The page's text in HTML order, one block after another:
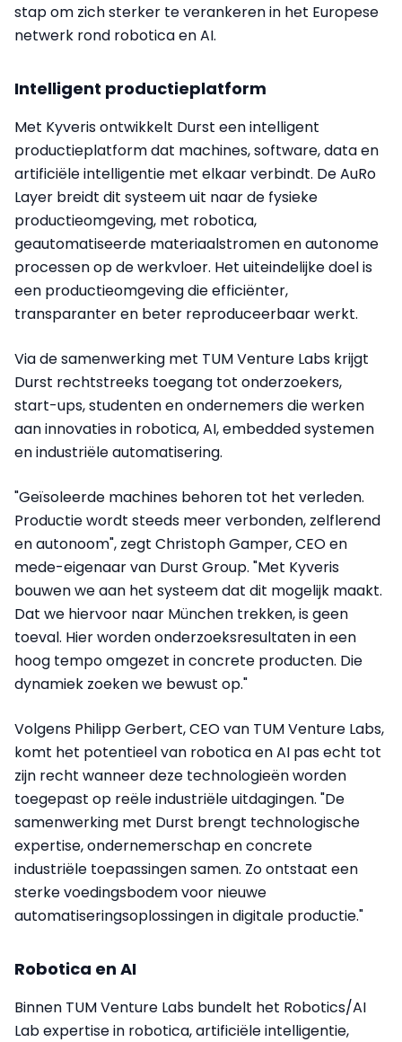
stap om zich sterker te verankeren in het Europese
netwerk rond robotica en AI.
Intelligent productieplatform
Met Kyveris ontwikkelt Durst een intelligent
productieplatform dat machines, software, data en
artificiële intelligentie met elkaar verbindt. De AuRo
Layer breidt dit systeem uit naar de fysieke
productieomgeving, met robotica,
geautomatiseerde materiaalstromen en autonome
processen op de werkvloer. Het uiteindelijke doel is
een productieomgeving die efficiënter,
transparanter en beter reproduceerbaar werkt.
Via de samenwerking met TUM Venture Labs krijgt
Durst rechtstreeks toegang tot onderzoekers,
start-ups, studenten en ondernemers die werken
aan innovaties in robotica, AI, embedded systemen
en industriële automatisering.
"Geïsoleerde machines behoren tot het verleden.
Productie wordt steeds meer verbonden, zelflerend
en autonoom", zegt Christoph Gamper, CEO en
mede-eigenaar van Durst Group. "Met Kyveris
bouwen we aan het systeem dat dit mogelijk maakt.
Dat we hiervoor naar München trekken, is geen
toeval. Hier worden onderzoeksresultaten in een
hoog tempo omgezet in concrete producten. Die
dynamiek zoeken we bewust op."
Volgens Philipp Gerbert, CEO van TUM Venture Labs,
komt het potentieel van robotica en AI pas echt tot
zijn recht wanneer deze technologieën worden
toegepast op reële industriële uitdagingen. "De
samenwerking met Durst brengt technologische
expertise, ondernemerschap en concrete
industriële toepassingen samen. Zo ontstaat een
sterke voedingsbodem voor nieuwe
automatiseringsoplossingen in digitale productie."
Robotica en AI
Binnen TUM Venture Labs bundelt het Robotics/AI
Lab expertise in robotica, artificiële intelligentie,